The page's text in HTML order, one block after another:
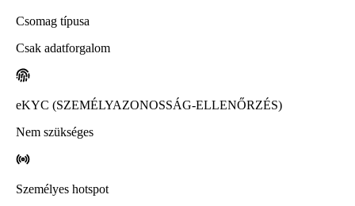
Csomag típusa
Csak adatforgalom
eKYC (SZEMÉLYAZONOSSÁG-ELLENŐRZÉS)
Nem szükséges
Személyes hotspot